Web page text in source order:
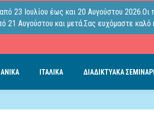
23 Ιουλίου έως και 20 Αυγούστου
21 Αυγούστου και μετά.Σας ευχόμαστε καλό
ΙΤΑΛΙΚΑ ΔΙΑΔΙΚΤΥΑΚΑ